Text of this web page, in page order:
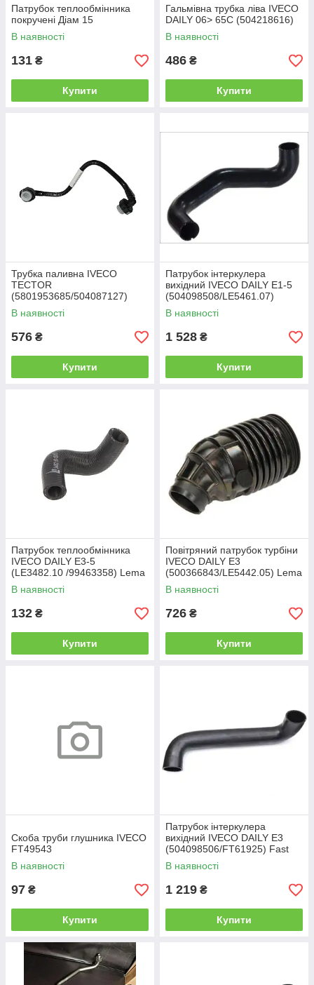
Патрубок теплообмінника
покручені Діам 15
В наявності
131 ₴
Купити
Гальмівна трубка ліва IVECO
DAILY 06> 65C (504218616)
В наявності
486 ₴
Купити
Трубка паливна IVECO
TECTOR
(5801953685/504087127)
В наявності
576 ₴
Купити
Патрубок інтеркулера
вихідний IVECO DAILY Е1-5
(504098508/LE5461.07)
LE.MA
В наявності
1 528 ₴
Купити
Патрубок теплообмінника
IVECO DAILY E3-5
(LE3482.10 /99463358) Lema
В наявності
132 ₴
Купити
Повітряний патрубок турбіни
IVECO DAILY Е3
(500366843/LE5442.05) Lema
В наявності
726 ₴
Купити
Скоба труби глушника IVECO
FT49543
В наявності
97 ₴
Купити
Патрубок інтеркулера
вихідний IVECO DAILY Е3
(504098506/FT61925) Fast
В наявності
1 219 ₴
Купити